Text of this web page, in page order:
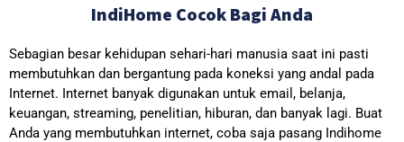
IndiHome Cocok Bagi Anda
Sebagian besar kehidupan sehari-hari manusia saat ini pasti
membutuhkan dan bergantung pada koneksi yang andal pada
Internet. Internet banyak digunakan untuk email, belanja,
keuangan, streaming, penelitian, hiburan, dan banyak lagi. Buat
Anda yang membutuhkan internet, coba saja pasang Indihome